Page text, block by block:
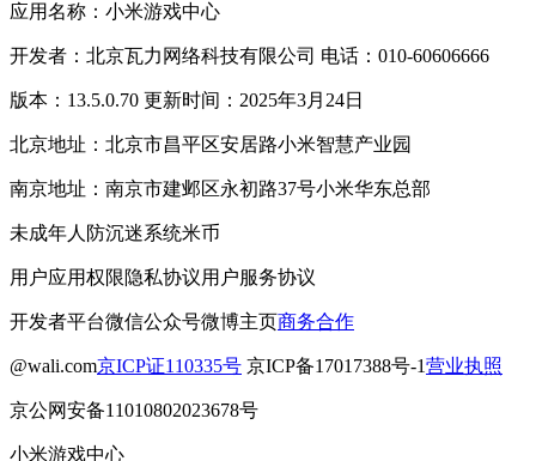
应用名称：小米游戏中心
开发者：北京瓦力网络科技有限公司 电话：010-60606666
版本：13.5.0.70 更新时间：2025年3月24日
北京地址：北京市昌平区安居路小米智慧产业园
南京地址：南京市建邺区永初路37号小米华东总部
未成年人防沉迷系统米币
用户应用权限隐私协议用户服务协议
开发者平台微信公众号微博主页商务合作
@wali.com京ICP证110335号 京ICP备17017388号-1营业执照
京公网安备11010802023678号
小米游戏中心